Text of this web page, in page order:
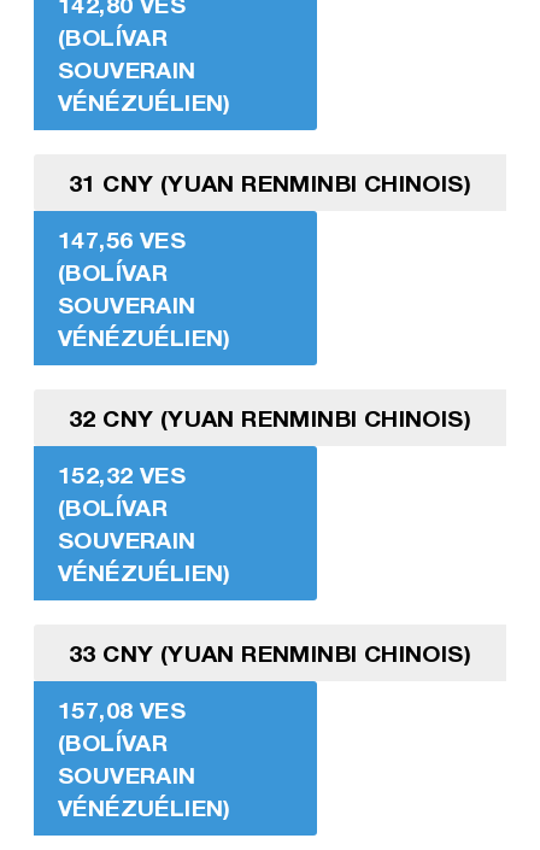
(BOLÍVAR
SOUVERAIN
VÉNÉZUÉLIEN)
31 CNY (YUAN RENMINBI CHINOIS)
147,56 VES
(BOLÍVAR
SOUVERAIN
VÉNÉZUÉLIEN)
32 CNY (YUAN RENMINBI CHINOIS)
152,32 VES
(BOLÍVAR
SOUVERAIN
VÉNÉZUÉLIEN)
33 CNY (YUAN RENMINBI CHINOIS)
157,08 VES
(BOLÍVAR
SOUVERAIN
VÉNÉZUÉLIEN)